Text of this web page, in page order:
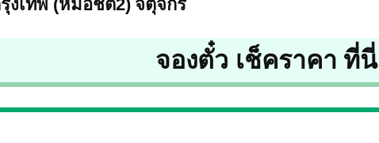
งเทพ (หมอชิต2) จตุจักร
จองตั๋ว เช็คราคา ที่นี่